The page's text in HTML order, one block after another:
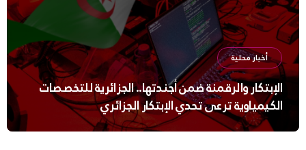
أخبار محلية
الإبتكار والرقمنة ضمن أجندتها.. الجزائرية للتخصصات
الكيمياوية ترعى تحدي الإبتكار الجزائري